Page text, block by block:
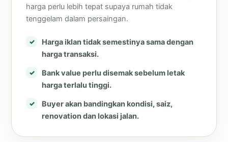
harga perlu lebih tepat supaya rumah tidak
tenggelam dalam persaingan.
Harga iklan tidak semestinya sama dengan
harga transaksi.
Bank value perlu disemak sebelum letak
harga terlalu tinggi.
Buyer akan bandingkan kondisi, saiz,
renovation dan lokasi jalan.